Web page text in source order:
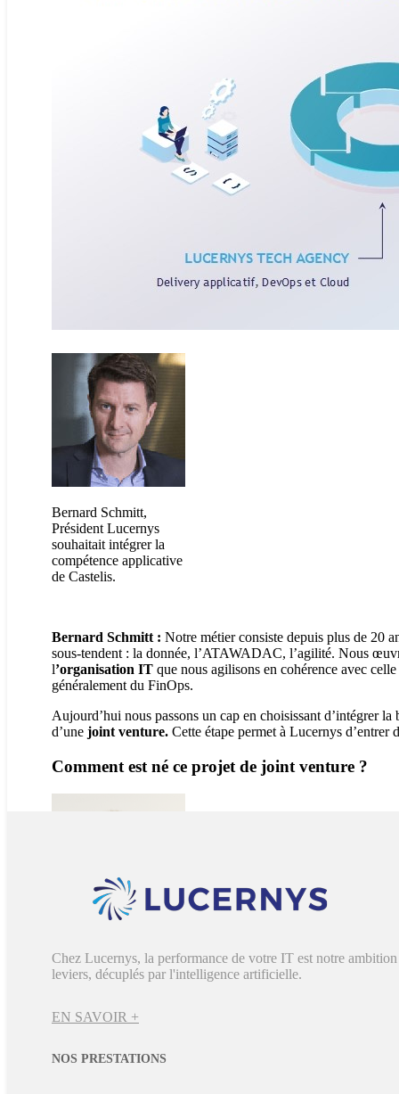
Bernard Schmitt,
Président Lucernys
souhaitait intégrer la
compétence applicative
de Castelis.
Bernard Schmitt : Notre métier consiste depuis plus de 20
sous-tendent : la donnée, l’ATAWADAC, l’agilité. Nous
l’organisation IT que nous agilisons en cohérence avec
généralement du FinOps.
Aujourd’hui nous passons un cap en choisissant d’intégrer
d’une joint venture. Cette étape permet à Lucernys
Comment est né ce projet de joint venture ?
Pour Stéphane Woelffel,
Président Castelis,
dimension conseil
Stéphane Woelffel: avec Bernard Schmitt nous nous
Chez Lucernys, la performance de votre IT est notre
leviers, décuplés par l'intelligence artificielle.
EN SAVOIR +
NOS PRESTATIONS